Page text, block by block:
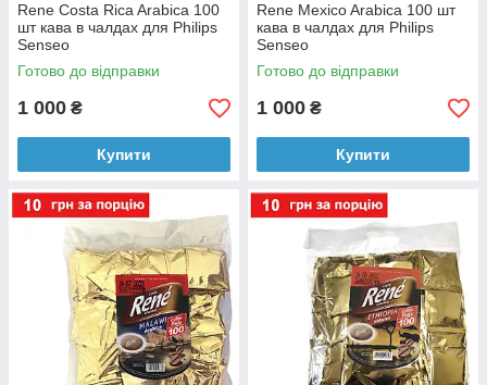
Rene Costa Rica Arabica 100
шт кава в чалдах для Philips
Senseo
Готово до відправки
1 000 ₴
Купити
Rene Mexico Arabica 100 шт
кава в чалдах для Philips
Senseo
Готово до відправки
1 000 ₴
Купити